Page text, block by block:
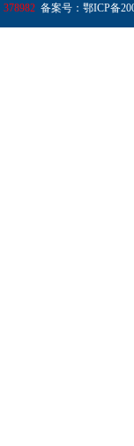
378982 备案号：鄂ICP备